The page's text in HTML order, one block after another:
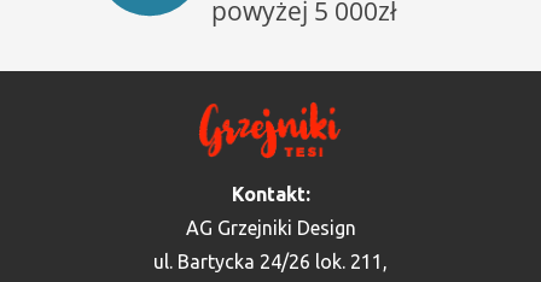
Kontakt:
AG Grzejniki Design
ul. Bartycka 24/26 lok. 211,